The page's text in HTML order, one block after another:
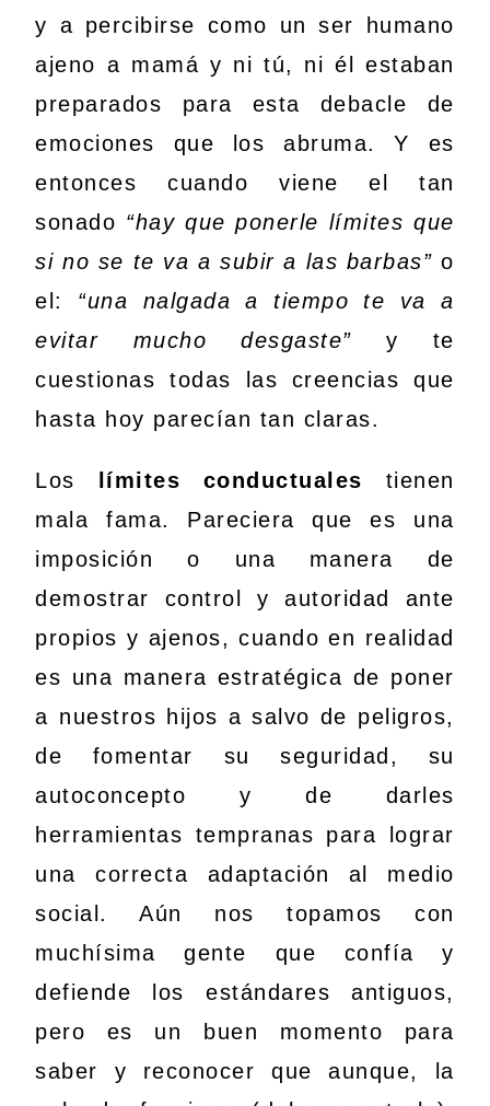
y a percibirse como un ser humano
ajeno a mamá y ni tú, ni él estaban
preparados para esta debacle de
emociones que los abruma. Y es
entonces cuando viene el tan
sonado “hay que ponerle límites que
si no se te va a subir a las barbas” o
el: “una nalgada a tiempo te va a
evitar mucho desgaste” y te
cuestionas todas las creencias que
hasta hoy parecían tan claras.
Los límites conductuales tienen
mala fama. Pareciera que es una
imposición o una manera de
demostrar control y autoridad ante
propios y ajenos, cuando en realidad
es una manera estratégica de poner
a nuestros hijos a salvo de peligros,
de fomentar su seguridad, su
autoconcepto y de darles
herramientas tempranas para lograr
una correcta adaptación al medio
social. Aún nos topamos con
muchísima gente que confía y
defiende los estándares antiguos,
pero es un buen momento para
saber y reconocer que aunque, la